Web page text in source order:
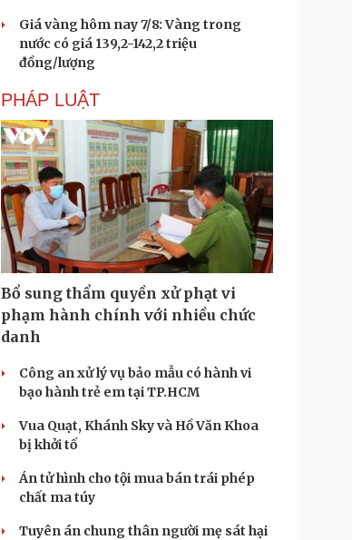
Giá vàng hôm nay 7/8: Vàng trong
nước có giá 139,2-142,2 triệu
đồng/lượng
PHÁP LUẬT
Bổ sung thẩm quyền xử phạt vi
phạm hành chính với nhiều chức
danh
Công an xử lý vụ bảo mẫu có hành vi
bạo hành trẻ em tại TP.HCM
Vua Quạt, Khánh Sky và Hồ Văn Khoa
bị khởi tố
Án tử hình cho tội mua bán trái phép
chất ma túy
Tuyên án chung thân người mẹ sát hại